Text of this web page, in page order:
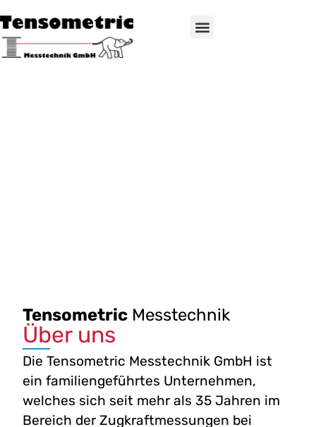
Tensometric Messtechnik
Über uns
Die Tensometric Messtechnik GmbH ist
ein familiengeführtes Unternehmen,
welches sich seit mehr als 35 Jahren im
Bereich der Zugkraftmessungen bei